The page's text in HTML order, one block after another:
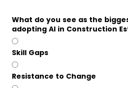
What do you see as the
adopting AI in Construction
Skill Gaps
Resistance to Change